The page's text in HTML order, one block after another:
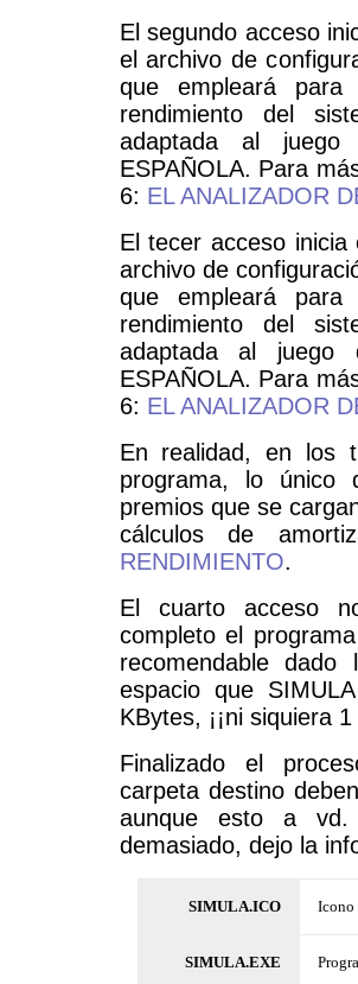
El segundo acceso
el archivo de
que empleará
rendimiento del
adaptada al juego
ESPAÑOLA. Para
6: EL ANALIZADOR
El tecer acceso
archivo de
que empleará
rendimiento del
adaptada al juego
ESPAÑOLA. Para
6: EL ANALIZADOR
En realidad, en los
programa, lo único
premios que se
cálculos de
RENDIMIENTO.
El cuarto acceso
completo el
recomendable dado
espacio que
KBytes, ¡¡ni siquiera
Finalizado el
carpeta destino
aunque esto a vd.
demasiado, dejo la
SIMULA.ICO Icono
SIMULA.EXE